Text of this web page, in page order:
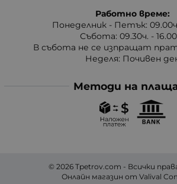
Работно време:
Понеделник - Петък: 09.00ч.
Събота: 09.30ч. -
В събота не се изпращат
Неделя: Почивен
Методи на
© 2026 Tpetrov.com - Всички
Онлайн магазин от Valival